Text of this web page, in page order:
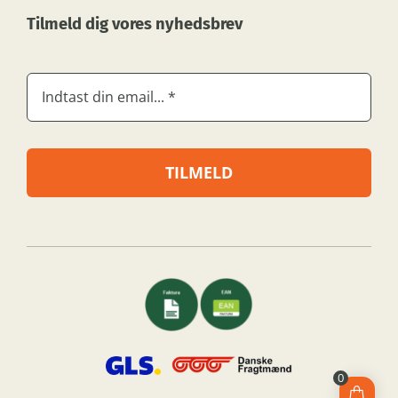
Tilmeld dig vores nyhedsbrev
TILMELD
0